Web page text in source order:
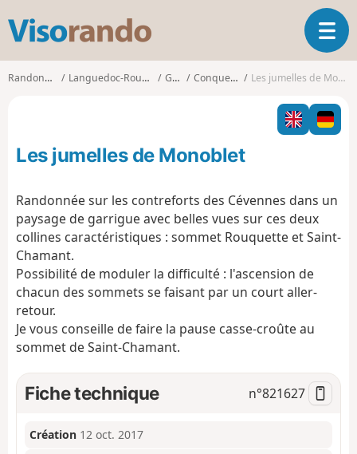
s
o
O
u
v
i
r
l
v
g
Randonnées Languedoc-Roussillon Gard Conqueyrac Les jumelles de Monoblet
Les jumelles de Monoblet
Randonnée sur les contreforts des Cévennes dans un
paysage de garrigue avec belles vues sur ces deux
collines caractéristiques : sommet Rouquette et Saint-
Chamant.
Possibilité de moduler la difficulté : l'ascension de
chacun des sommets se faisant par un court aller-
retour.
Je vous conseille de faire la pause casse-croûte au
sommet de Saint-Chamant.
Fiche technique n°821627
Création 12 oct. 2017